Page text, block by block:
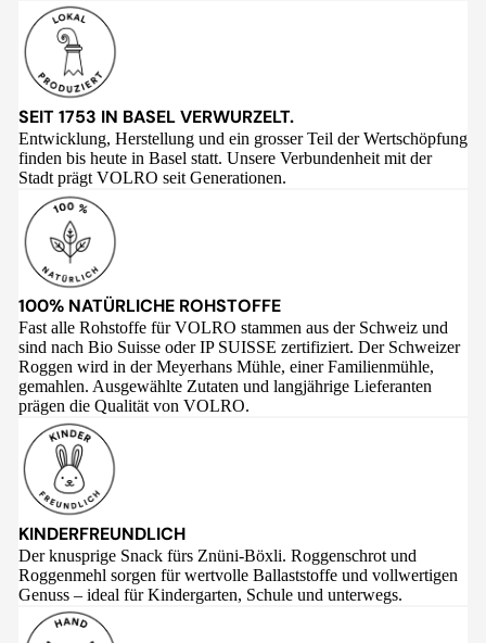
SEIT 1753 IN BASEL VERWURZELT.
Entwicklung, Herstellung und ein grosser Teil der Wertschöpfung
finden bis heute in Basel statt. Unsere Verbundenheit mit der
Stadt prägt VOLRO seit Generationen.
100% NATÜRLICHE ROHSTOFFE
Fast alle Rohstoffe für VOLRO stammen aus der Schweiz und
sind nach Bio Suisse oder IP SUISSE zertifiziert. Der Schweizer
Roggen wird in der Meyerhans Mühle, einer Familienmühle,
gemahlen. Ausgewählte Zutaten und langjährige Lieferanten
prägen die Qualität von VOLRO.
KINDERFREUNDLICH
Der knusprige Snack fürs Znüni-Böxli. Roggenschrot und
Roggenmehl sorgen für wertvolle Ballaststoffe und vollwertigen
Genuss – ideal für Kindergarten, Schule und unterwegs.